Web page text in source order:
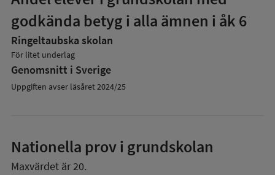
godkända betyg i alla ämnen i åk 6
Ringeltaubska skolan
För litet underlag
Genomsnitt i Sverige
Uppgiften avser läsåret 2024/25
Nationella prov i grundskolan
Maxvärdet är 20.